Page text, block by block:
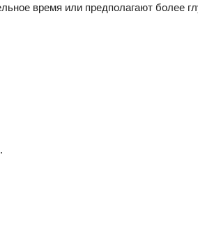
время или предполагают более